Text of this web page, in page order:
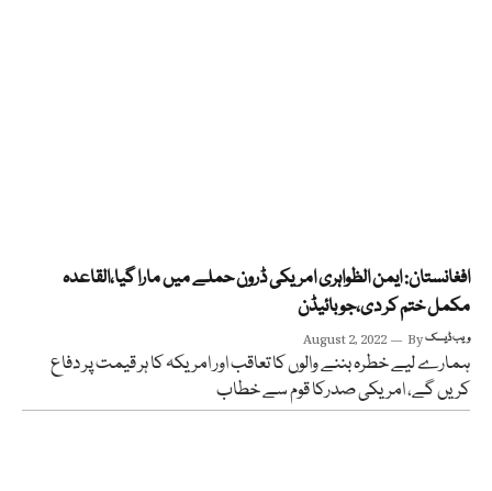
افغانستان: ایمن الظواہری امریکی ڈرون حملے میں مارا گیا،القاعدہ
مکمل ختم کر دی،جوبائیڈن
August 2, 2022 Byویب ڈیسک
ہمارے لیے خطرہ بننے والوں کا تعاقب اور امریکہ کا ہر قیمت پر دفاع
کریں گے، امریکی صدرکا قوم سے خطاب